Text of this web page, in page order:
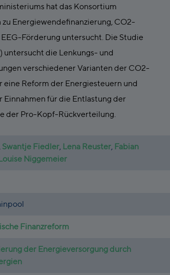
hat das Konsortium
Energiewendefinanzierung, CO2-
Förderung untersucht. Die Studie
untersucht die Lenkungs- und
verschiedener Varianten der CO2-
eine Reform der Energiesteuern und
Einnahmen für die Entlastung der
der Pro-Kopf-Rückverteilung.
, Swantje Fiedler, Lena Reuster, Fabian
Niggemeier
Finanzreform
der Energieversorgung durch